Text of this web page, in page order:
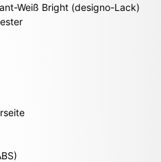
Weiß Bright (designo-Lack)